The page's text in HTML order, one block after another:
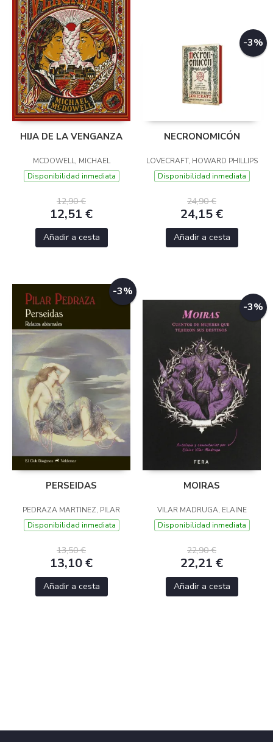
HIJA DE LA VENGANZA
MCDOWELL, MICHAEL
Disponibilidad inmediata
12,90 €
12,51 €
Añadir a cesta
-3%
NECRONOMICÓN
LOVECRAFT, HOWARD PHILLIPS
Disponibilidad inmediata
24,90 €
24,15 €
Añadir a cesta
-3%
PERSEIDAS
PEDRAZA MARTINEZ, PILAR
Disponibilidad inmediata
13,50 €
13,10 €
Añadir a cesta
-3%
MOIRAS
VILAR MADRUGA, ELAINE
Disponibilidad inmediata
22,90 €
22,21 €
Añadir a cesta